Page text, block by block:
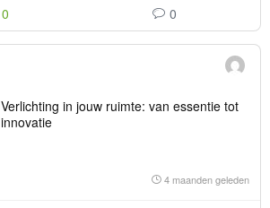
0 0
Verlichting in jouw ruimte: van essentie tot
innovatie
4 maanden geleden